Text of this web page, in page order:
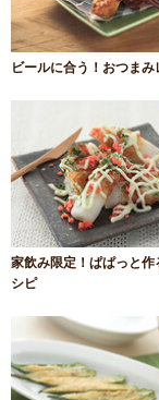
ビールに合う！おつまみ
家飲み限定！ぱぱっと作
シピ